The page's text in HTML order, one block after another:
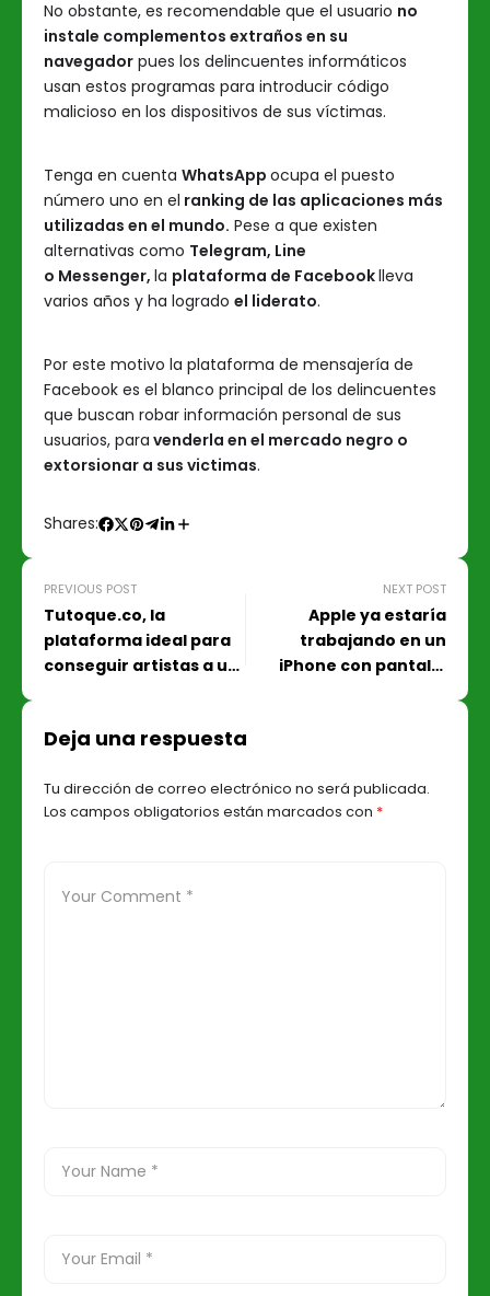
No obstante, es recomendable que el usuario no
instale complementos extraños en su
navegador pues los delincuentes informáticos
usan estos programas para introducir código
malicioso en los dispositivos de sus víctimas.
Tenga en cuenta WhatsApp ocupa el puesto
número uno en el ranking de las aplicaciones más
utilizadas en el mundo. Pese a que existen
alternativas como Telegram, Line
o Messenger, la plataforma de Facebooklleva
varios años y ha logrado el liderato.
Por este motivo la plataforma de mensajería de
Facebook es el blanco principal de los delincuentes
que buscan robar información personal de sus
usuarios, para venderla en el mercado negro o
extorsionar a sus victimas.
Shares:
PREVIOUS POST
Tutoque.co, la
plataforma ideal para
conseguir artistas a un
NEXT POST
Apple ya estaría
trabajando en un
iPhone con pantalla
Deja una respuesta
Tu dirección de correo electrónico no será publicada.
Los campos obligatorios están marcados con *